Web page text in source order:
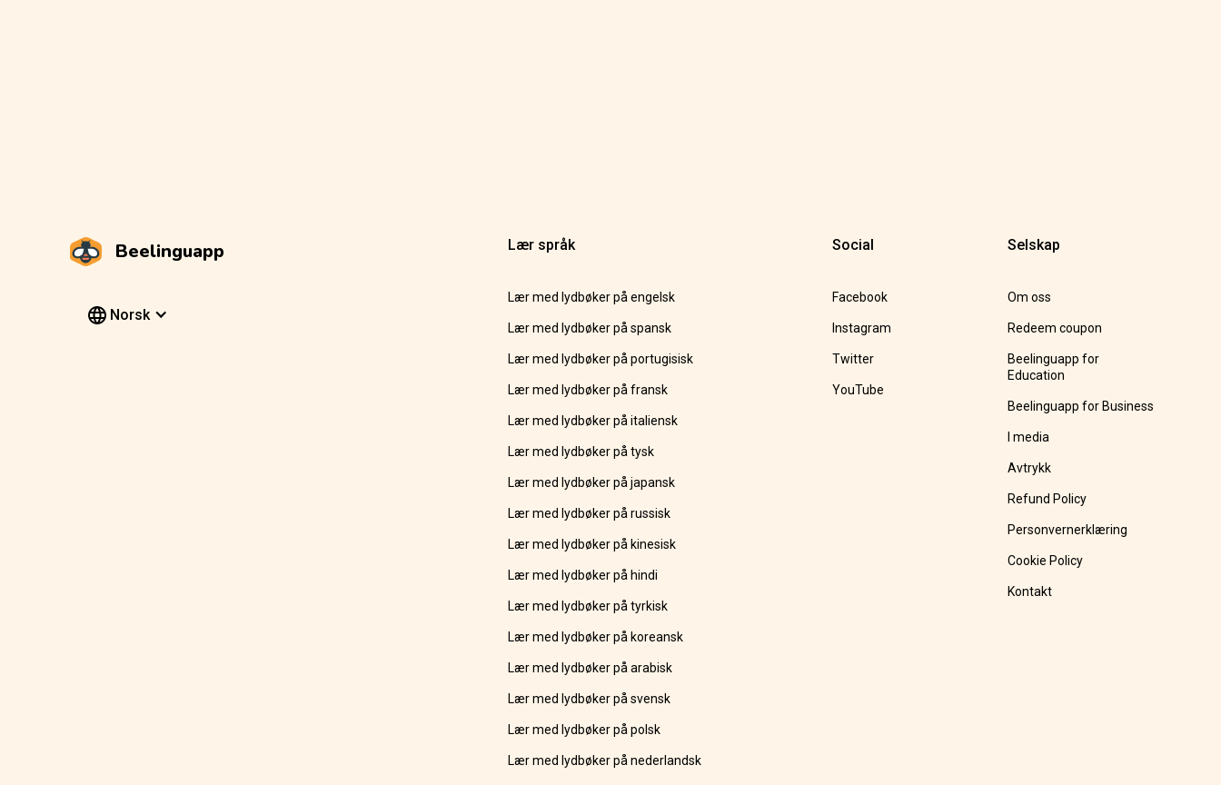
Beelinguapp
Norsk
Lær språk
Lær med lydbøker på engelsk
Lær med lydbøker på spansk
Lær med lydbøker på portugisisk
Lær med lydbøker på fransk
Lær med lydbøker på italiensk
Lær med lydbøker på tysk
Lær med lydbøker på japansk
Lær med lydbøker på russisk
Lær med lydbøker på kinesisk
Lær med lydbøker på hindi
Lær med lydbøker på tyrkisk
Lær med lydbøker på koreansk
Lær med lydbøker på arabisk
Lær med lydbøker på svensk
Lær med lydbøker på polsk
Lær med lydbøker på nederlandsk
Social
Facebook
Instagram
Twitter
YouTube
Selskap
Om oss
Redeem coupon
Beelinguapp for
Education
Beelinguapp for Business
I media
Avtrykk
Refund Policy
Personvernerklæring
Cookie Policy
Kontakt